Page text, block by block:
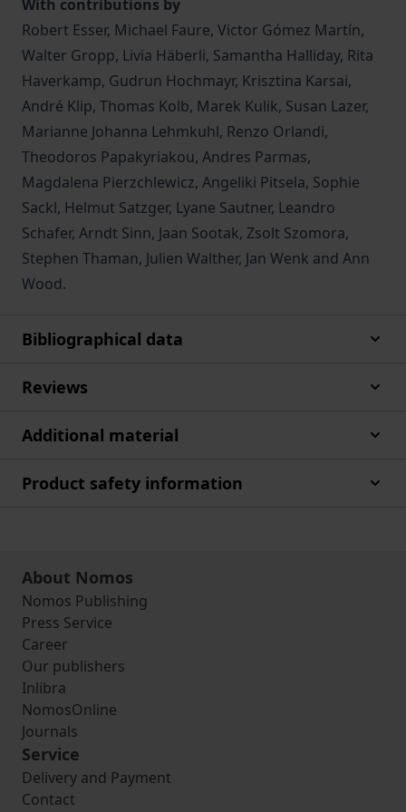
With contributions by
Robert Esser, Michael Faure, Victor Gómez Martín,
Walter Gropp, Livia Häberli, Samantha Halliday, Rita
Haverkamp, Gudrun Hochmayr, Krisztina Karsai,
André Klip, Thomas Kolb, Marek Kulik, Susan Lazer,
Marianne Johanna Lehmkuhl, Renzo Orlandi,
Theodoros Papakyriakou, Andres Parmas,
Magdalena Pierzchlewicz, Angeliki Pitsela, Sophie
Sackl, Helmut Satzger, Lyane Sautner, Leandro
Schafer, Arndt Sinn, Jaan Sootak, Zsolt Szomora,
Stephen Thaman, Julien Walther, Jan Wenk and Ann
Wood.
Bibliographical data
Reviews
Additional material
Product safety information
About Nomos
Nomos Publishing
Press Service
Career
Our publishers
Inlibra
NomosOnline
Journals
Service
Delivery and Payment
Contact